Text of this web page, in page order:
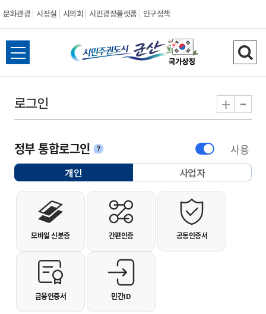
문화관광 시장실 시의회 시민광장플랫폼 인구정책
시민주권도시 군
전체메뉴 열기 검
로그인 + -
정부 통합로그인안내 사용
개인선택됨 사업자
개인사용자 로그인
모바일 신분증 간편인증 공동인증서
금융인증서 민간ID